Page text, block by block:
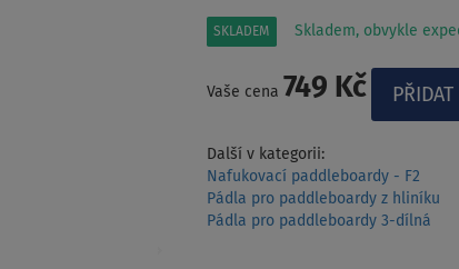
SKLADEM Skladem, obvykle
Vaše cena 749 Kč
Další v kategorii:
Nafukovací paddleboardy - F2
Pádla pro paddleboardy z hliníku
Pádla pro paddleboardy 3-dílná